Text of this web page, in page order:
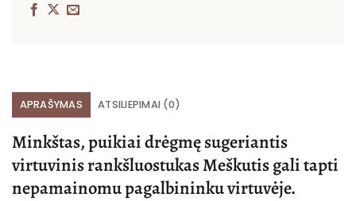
APRAŠYMAS ATSILIEPIMAI (0)
Minkštas, puikiai drėgmę sugeriantis
virtuvinis rankšluostukas Meškutis gali tapti
nepamainomu pagalbininku virtuvėje.